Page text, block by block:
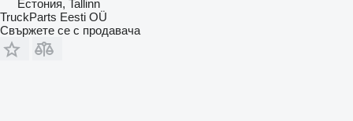
Естония, Tallinn
TruckParts Eesti OÜ
Свържете се с продавача